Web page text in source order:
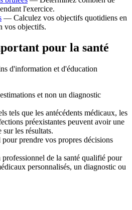
l'exercice.
— Calculez vos objectifs quotidiens en
vos objectifs.
pour la santé
d'information et d'éducation
et non un diagnostic
tels que les antécédents médicaux, les
préexistantes peuvent avoir une
les résultats.
prendre vos propres décisions
de la santé qualifié pour
personnalisés, un diagnostic ou